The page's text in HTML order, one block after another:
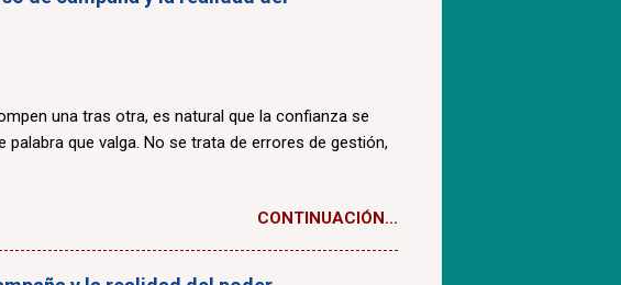
una tras otra, es natural que la confianza se
que valga. No se trata de errores de gestión,
CONTINUACIÓN...